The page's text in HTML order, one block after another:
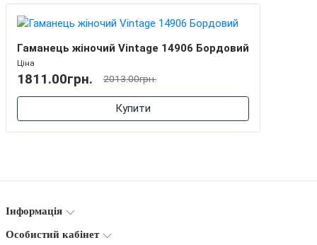
Гаманець жіночий Vintage 14906 Бордовий
Ціна
1811.00грн. 2013.00грн.
Купити
Інформація
Особистий кабінет